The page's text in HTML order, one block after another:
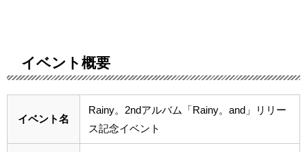
イベント概要
イベント名
Rainy。2ndアルバム「Rainy。and」リリー
ス記念イベント